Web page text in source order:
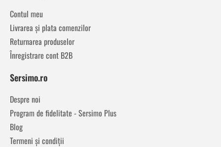
Contul meu
Livrarea și plata comenzilor
Returnarea produselor
Înregistrare cont B2B
Sersimo.ro
Despre noi
Program de fidelitate - Sersimo Plus
Blog
Termeni și condiții